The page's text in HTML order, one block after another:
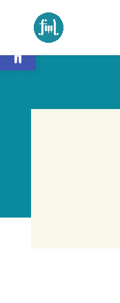
Ouvrir la barre d’outils